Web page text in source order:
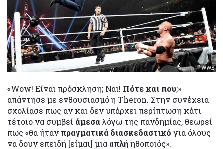
WWE
«Wow! Είναι πρόσκληση; Ναι! Πότε και που;»
απάντησε με ενθουσιασμό η Theron. Στην συνέχεια
σχολίασε πως αν και δεν υπάρχει περίπτωση κάτι
τέτοιο να συμβεί άμεσα λόγω της πανδημίας, θεωρεί
πως «θα ήταν πραγματικά διασκεδαστικό για όλους
να δουν επειδή [είμαι] μια απλήηθοποιός».